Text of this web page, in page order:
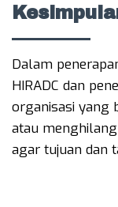
Dalam
HIRADC dan
organisasi yang
atau
agar tujuan dan